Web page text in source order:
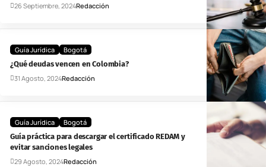
26 Septiembre, 2024Redacción
Guía Jurídica
Bogotá
¿Qué deudas vencen en Colombia?
31 Agosto, 2024Redacción
Guía Jurídica
Bogotá
Guía práctica para descargar el certificado REDAM y
evitar sanciones legales
29 Agosto, 2024Redacción